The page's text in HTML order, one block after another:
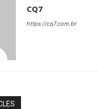
CQ7
https://cq7.com.br